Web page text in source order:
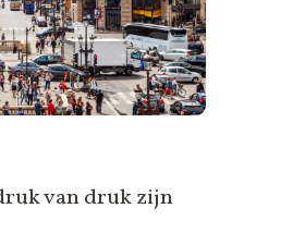
van druk zijn